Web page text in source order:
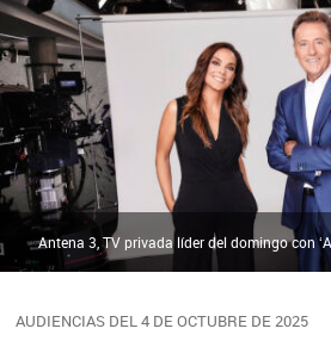
AUDIENCIAS DEL 4 DE OCTUBRE DE 2025